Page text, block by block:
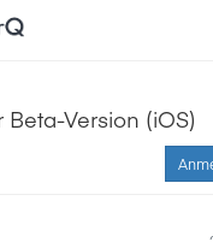
Version (iOS)